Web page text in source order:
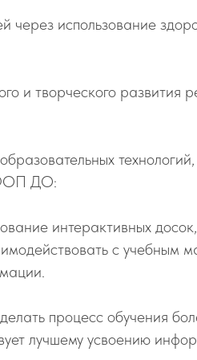
через использование
и творческого развития
ФОП ДО:
интерактивных
с учебным
процесс обучения
лучшему усвоению